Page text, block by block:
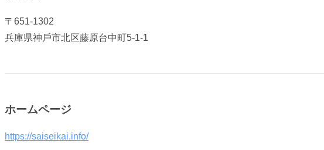
〒651-1302
兵庫県神⼾市北区藤原台中町5-1-1
ホームページ
https://saiseikai.info/